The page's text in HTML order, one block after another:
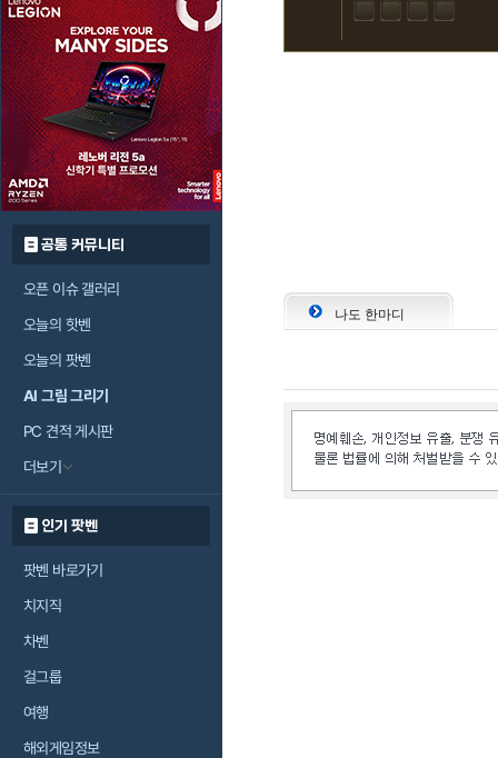
공통 커뮤니티
오픈 이슈 갤러리
오늘의 핫벤
오늘의 팟벤
AI 그림 그리기
PC 견적 게시판
더보기
인기 팟벤
팟벤 바로가기
치지직
차벤
걸그룹
여행
해외게임정보
나도 한마디